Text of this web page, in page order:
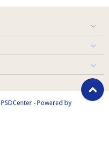
PSDCenter - Powered by